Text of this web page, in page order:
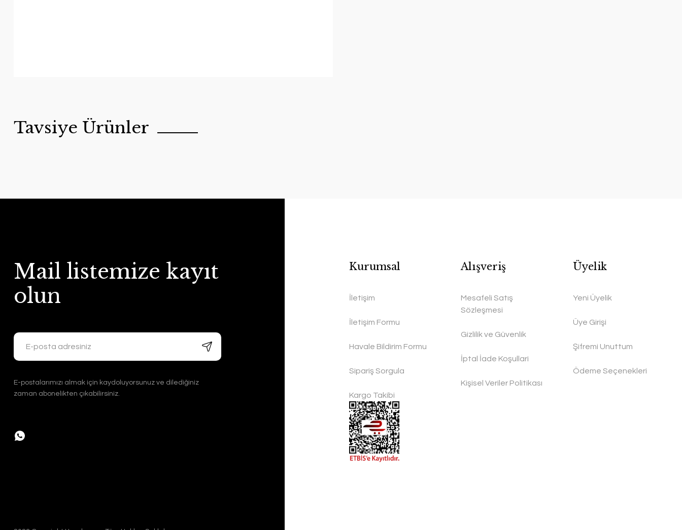
Tavsiye Ürünler
Handygoo Bakır Sos Tavası
Handygoo
1.100,00 TL Handygoo Ayıntap Dövme Bakır Tencere Seti
11.000,00 TL
Handygoo Hammer Wind Dövme Bakır Tencere Seti
Handygoo
14.000,00 TL
Mail listemize kayıt
olun
E-postalarımızı almak için kaydoluyorsunuz ve dilediğiniz
zaman abonelikten çıkabilirsiniz.
Kurumsal
İletişim
İletişim Formu
Havale Bildirim Formu
Sipariş Sorgula
Kargo Takibi
Alışveriş
Mesafeli Satış
Sözleşmesi
Gizlilik ve Güvenlik
İptal İade Koşullari
Kişisel Veriler Politikası
Üyelik
Yeni Üyelik
Üye Girişi
Şifremi Unuttum
Ödeme Seçenekleri